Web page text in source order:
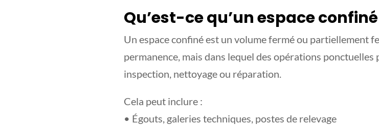
Qu’est-ce qu’un espace
Un espace confiné est un volume fermé ou partiellement
permanence, mais dans lequel des opérations
inspection, nettoyage ou réparation.
Cela peut inclure :
• Égouts, galeries techniques, postes de relevage